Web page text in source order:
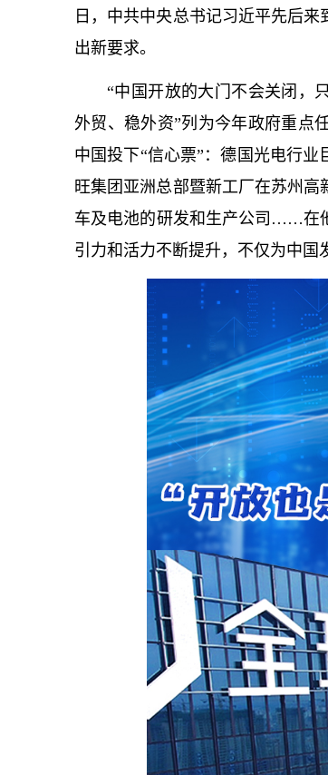
日，中共中央总书记习近平先后来
出新要求。
“中国开放的大门不会关闭，
外贸、稳外资”列为今年政府重点
中国投下“信心票”：德国光电行
旺集团亚洲总部暨新工厂在苏州
车及电池的研发和生产公司……在
引力和活力不断提升，不仅为中国